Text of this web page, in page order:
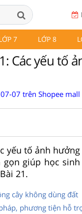
7 LỚP 8
Các yếu tố
07 trên Shopee mall
yếu tố ảnh
giúp học
21.
cây không dùng đất
phương tiện hỗ